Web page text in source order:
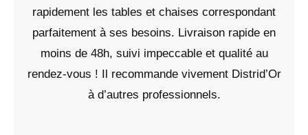
rapidement les tables et chaises correspondant
parfaitement à ses besoins. Livraison rapide en
moins de 48h, suivi impeccable et qualité au
rendez-vous ! Il recommande vivement Distrid’Or
à d’autres professionnels.